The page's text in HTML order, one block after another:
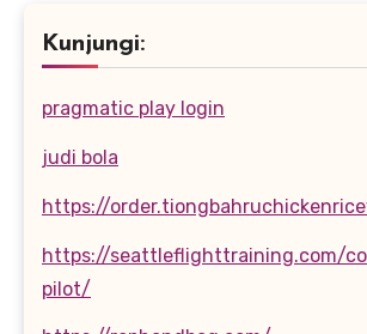
Kunjungi:
pragmatic play login
judi bola
https://
https://seattleflighttraining.com/
pilot/